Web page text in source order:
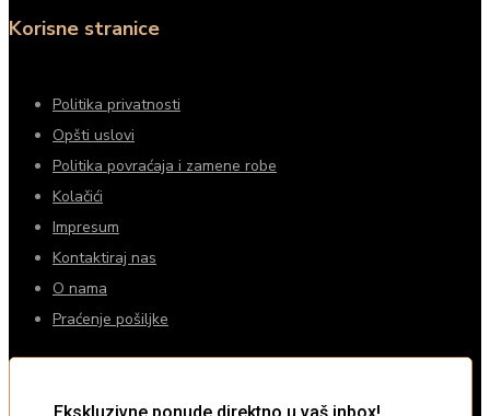
Korisne stranice
Politika privatnosti
Opšti uslovi
Politika povraćaja i zamene robe
Kolačići
Impresum
Kontaktiraj nas
O nama
Praćenje pošiljke